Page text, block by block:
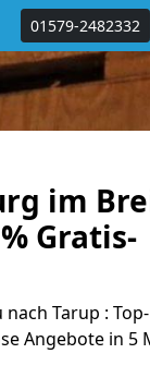
01579-2482332
im
Gratis-
Tarup : Top-
Angebote in 5